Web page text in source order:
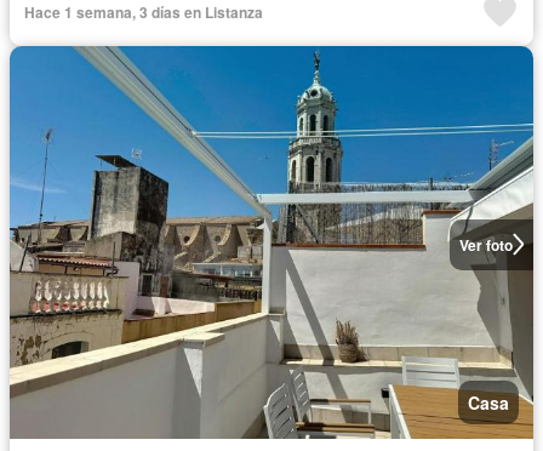
Hace 1 semana, 3 días en Listanza
Ver foto
Casa